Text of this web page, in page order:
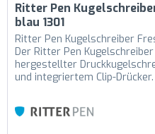
Ritter Pen
blau 1301
Ritter Pen Kugelschreiber
Der Ritter Pen
hergestellter
und integriertem Clip-